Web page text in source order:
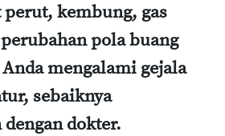
kembung, gas
pola buang
mengalami gejala
sebaiknya
dokter.